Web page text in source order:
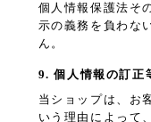
個人情報保護法そ
示の義務を負わな
ん。
9. 個人情報の訂正
当ショップは、お
いう理由によって